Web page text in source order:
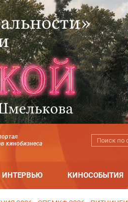
кинобизнеса
ИНТЕРВЬЮ КИНОСОБЫТИЯ